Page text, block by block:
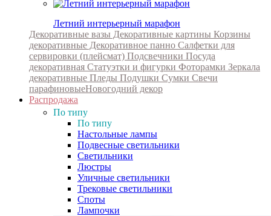
Летний интерьерный марафон
Декоративные вазы Декоративные картины Корзины
декоративные Декоративное панно Салфетки для
сервировки (плейсмат) Подсвечники Посуда
декоративная Статуэтки и фигурки Фоторамки Зеркала
декоративные Пледы Подушки Сумки Свечи
парафиновыеНовогодний декор
Распродажа
По типу
По типу
Настольные лампы
Подвесные светильники
Светильники
Люстры
Уличные светильники
Трековые светильники
Споты
Лампочки